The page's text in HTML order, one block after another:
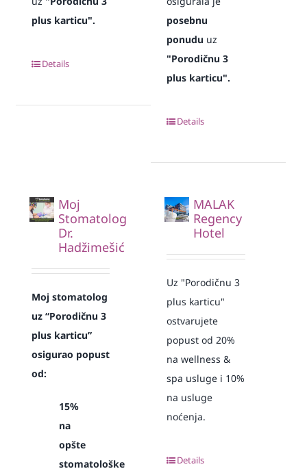
plus karticu".
Details
posebnu
ponudu uz
"Porodičnu 3
plus karticu".
Details
Moj
Stomatolog
Dr.
Hadžimešić
Moj stomatolog
uz “Porodičnu 3
plus karticu”
osigurao popust
od:
15%
na
opšte
stomatološke
MALAK
Regency
Hotel
Uz "Porodičnu 3
plus karticu"
ostvarujete
popust od 20%
na wellness &
spa usluge i 10%
na usluge
noćenja.
Details